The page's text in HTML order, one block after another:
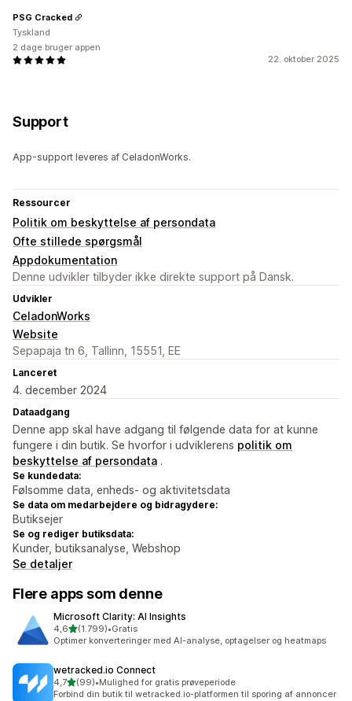
22. oktober 2025
PSG Cracked
Tyskland
2 dage bruger appen
Support
App-support leveres af CeladonWorks.
Ressourcer
Politik om beskyttelse af persondata
Ofte stillede spørgsmål
Appdokumentation
Denne udvikler tilbyder ikke direkte support på Dansk.
Udvikler
CeladonWorks
Website
Sepapaja tn 6, Tallinn, 15551, EE
Lanceret
4. december 2024
Dataadgang
Denne app skal have adgang til følgende data for at kunne
fungere i din butik. Se hvorfor i udviklerens politik om
beskyttelse af persondata .
Se kundedata:
Følsomme data, enheds- og aktivitetsdata
Se data om medarbejdere og bidragydere:
Butiksejer
Se og rediger butiksdata:
Kunder, butiksanalyse, Webshop
Se detaljer
Flere apps som denne
Microsoft Clarity: AI Insights
4,6ud af 5 stjerner
(1.799)
1799 anmeldelser i alt
•Gratis
Optimer konverteringer med AI-analyse, optagelser og heatmaps
wetracked.io Connect
4,7ud af 5 stjerner
(99)
99 anmeldelser i alt
•Mulighed for gratis prøveperiode
Forbind din butik til wetracked.io-platformen til sporing af annoncer